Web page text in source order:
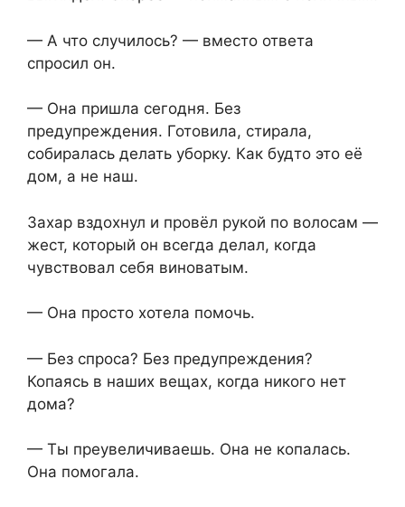
— А что случилось? — вместо ответа
спросил он.
— Она пришла сегодня. Без
предупреждения. Готовила, стирала,
собиралась делать уборку. Как будто это её
дом, а не наш.
Захар вздохнул и провёл рукой по волосам —
жест, который он всегда делал, когда
чувствовал себя виноватым.
— Она просто хотела помочь.
— Без спроса? Без предупреждения?
Копаясь в наших вещах, когда никого нет
дома?
— Ты преувеличиваешь. Она не копалась.
Она помогала.